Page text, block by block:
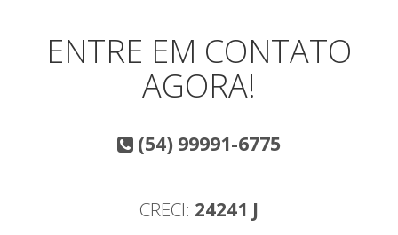
ENTRE EM CONTATO
AGORA!
(54) 99991-6775
CRECI: 24241 J